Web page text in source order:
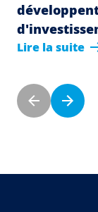
Lire la suite
Pagination
Page Page